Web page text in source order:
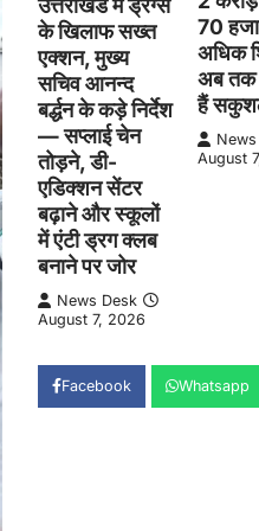
उत्तराखंड में ड्रग्स
के खिलाफ सख्त
एक्शन, मुख्य
सचिव आनन्द
बर्द्धन के कड़े निर्देश
— सप्लाई चेन
तोड़ने, डी-
एडिक्शन सेंटर
बढ़ाने और स्कूलों
में एंटी ड्रग क्लब
बनाने पर जोर
News Desk
August 7, 2026
70
अधिक
अब तक
हैं
August
Facebook Whatsapp